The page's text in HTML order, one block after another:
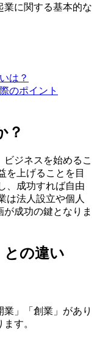
業に関する基本的な
は？
のポイント
？
ビジネスを始めるこ
を上げることを目
、成功すれば自由
は法人設立や個人
成功の鍵となりま
との違い
」「創業」があり
す。